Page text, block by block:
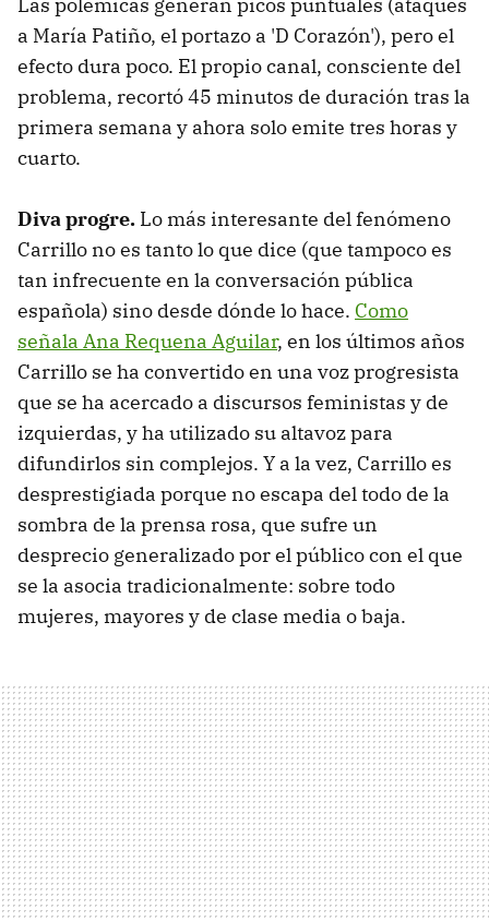
a María Patiño, el portazo a 'D Corazón'), pero el
efecto dura poco. El propio canal, consciente del
problema, recortó 45 minutos de duración tras la
primera semana y ahora solo emite tres horas y
cuarto.
Diva progre. Lo más interesante del fenómeno
Carrillo no es tanto lo que dice (que tampoco es
tan infrecuente en la conversación pública
española) sino desde dónde lo hace. Como
señala Ana Requena Aguilar, en los últimos años
Carrillo se ha convertido en una voz progresista
que se ha acercado a discursos feministas y de
izquierdas, y ha utilizado su altavoz para
difundirlos sin complejos. Y a la vez, Carrillo es
desprestigiada porque no escapa del todo de la
sombra de la prensa rosa, que sufre un
desprecio generalizado por el público con el que
se la asocia tradicionalmente: sobre todo
mujeres, mayores y de clase media o baja.